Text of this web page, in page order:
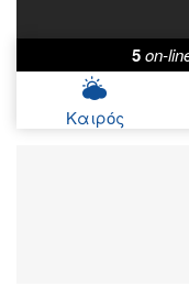
5on-
Καιρός